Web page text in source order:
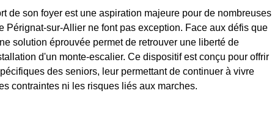
de son foyer est une aspiration majeure pour de nombreuses
Pérignat-sur-Allier ne font pas exception. Face aux défis que
solution éprouvée permet de retrouver une liberté de
d'un monte-escalier. Ce dispositif est conçu pour offrir
des seniors, leur permettant de continuer à vivre
contraintes ni les risques liés aux marches.